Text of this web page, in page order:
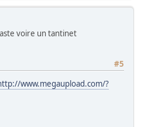
voire un tantinet
#5
www.megaupload.com/?